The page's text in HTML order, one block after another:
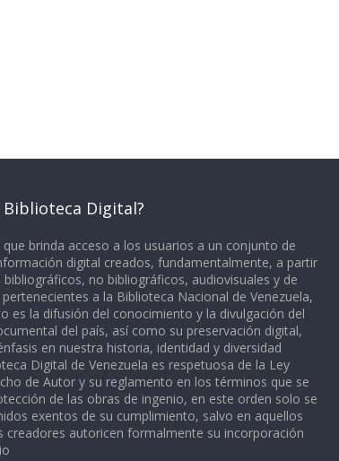
Biblioteca Digital?
que brinda acceso a los usuarios a un conjunto de
digital creados, fundamentalmente, a partir
no bibliográficos, audiovisuales y de
a la Biblioteca Nacional de Venezuela,
es la difusión del conocimiento y la divulgación del
del país, así como su preservación digital,
en nuestra historia, identidad y diversidad
Digital de Venezuela es respetuosa de la Ley
de Autor y su reglamento en los términos que se
de las obras de ingenio, en este orden solo se
exentos de su cumplimiento, salvo en aquellos
creadores autoricen formalmente su incorporación